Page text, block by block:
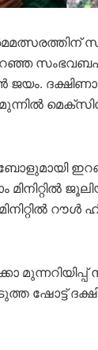
മിനിറ്റിൽ
റൗൾ
ഷോട്ട്